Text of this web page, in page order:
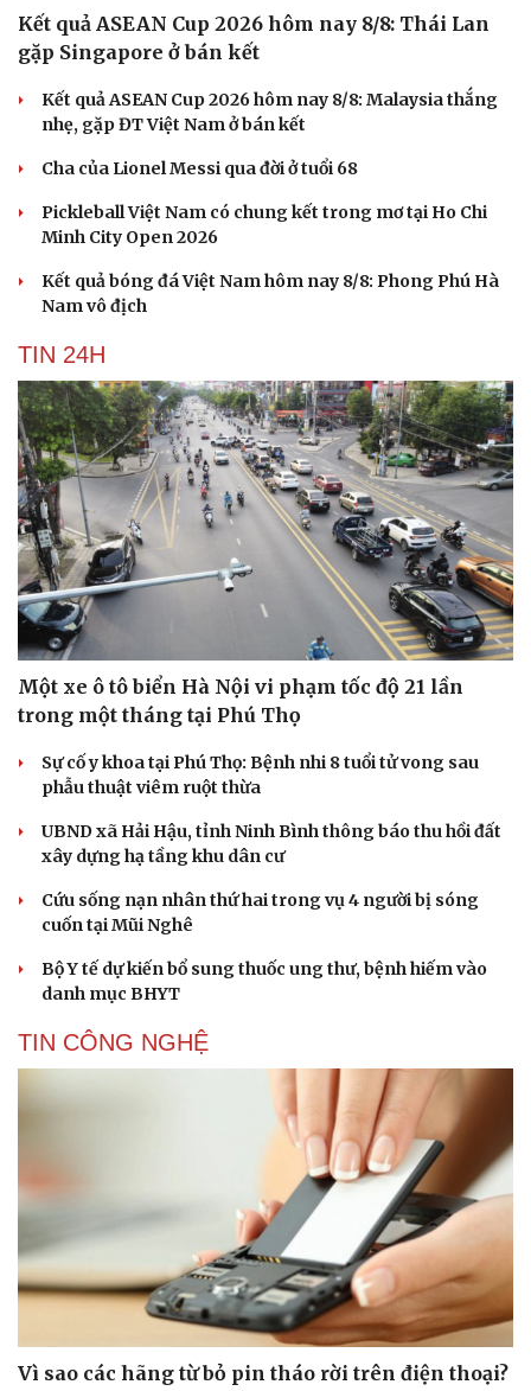
Kết quả ASEAN Cup 2026 hôm nay 8/8: Thái Lan
gặp Singapore ở bán kết
Kết quả ASEAN Cup 2026 hôm nay 8/8: Malaysia thắng
nhẹ, gặp ĐT Việt Nam ở bán kết
Cha của Lionel Messi qua đời ở tuổi 68
Pickleball Việt Nam có chung kết trong mơ tại Ho Chi
Minh City Open 2026
Kết quả bóng đá Việt Nam hôm nay 8/8: Phong Phú Hà
Nam vô địch
TIN 24H
Một xe ô tô biển Hà Nội vi phạm tốc độ 21 lần
trong một tháng tại Phú Thọ
Sự cố y khoa tại Phú Thọ: Bệnh nhi 8 tuổi tử vong sau
phẫu thuật viêm ruột thừa
UBND xã Hải Hậu, tỉnh Ninh Bình thông báo thu hồi đất
xây dựng hạ tầng khu dân cư
Cứu sống nạn nhân thứ hai trong vụ 4 người bị sóng
cuốn tại Mũi Nghê
Bộ Y tế dự kiến bổ sung thuốc ung thư, bệnh hiếm vào
danh mục BHYT
TIN CÔNG NGHỆ
Vì sao các hãng từ bỏ pin tháo rời trên điện thoại?